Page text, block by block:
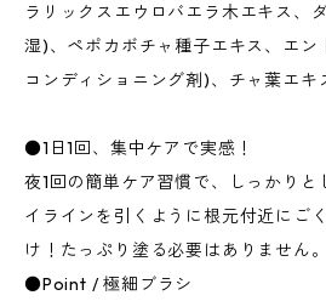
ラリックスエウロバエラ木エキス、
湿)、ペポカボチャ種子エキス、エン
コンディショニング剤)、チャ葉エキ
●1日1回、集中ケアで実感！
夜1回の簡単ケア習慣で、しっかりと
イラインを引くように根元付近にご
け！たっぷり塗る必要はありません。
●Point / 極細ブラシ